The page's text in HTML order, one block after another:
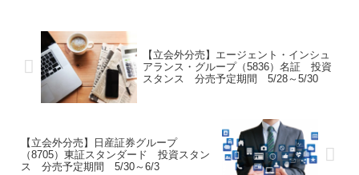
【立会外分売】エージェント・インシュ
アランス・グループ（5836）名証 投資
スタンス 分売予定期間 5/28～5/30
【立会外分売】日産証券グループ
（8705）東証スタンダード 投資スタン
ス 分売予定期間 5/30～6/3